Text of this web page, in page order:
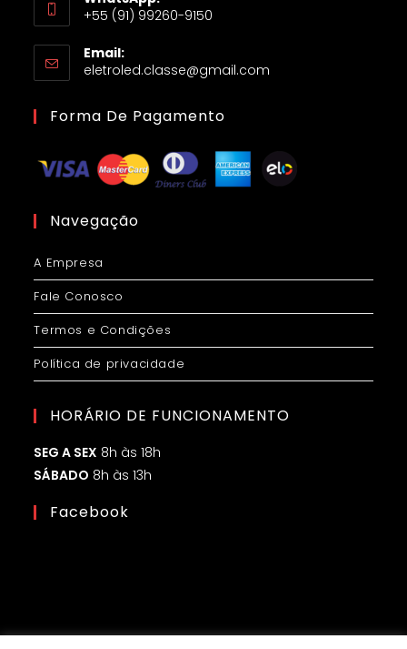
+55 (91) 99260-9150
Email:
eletroled.classe@gmail.com
Forma De Pagamento
Navegação
A Empresa
Fale Conosco
Termos e Condições
Política de privacidade
HORÁRIO DE FUNCIONAMENTO
SEG A SEX 8h às 18h
SÁBADO 8h às 13h
Facebook